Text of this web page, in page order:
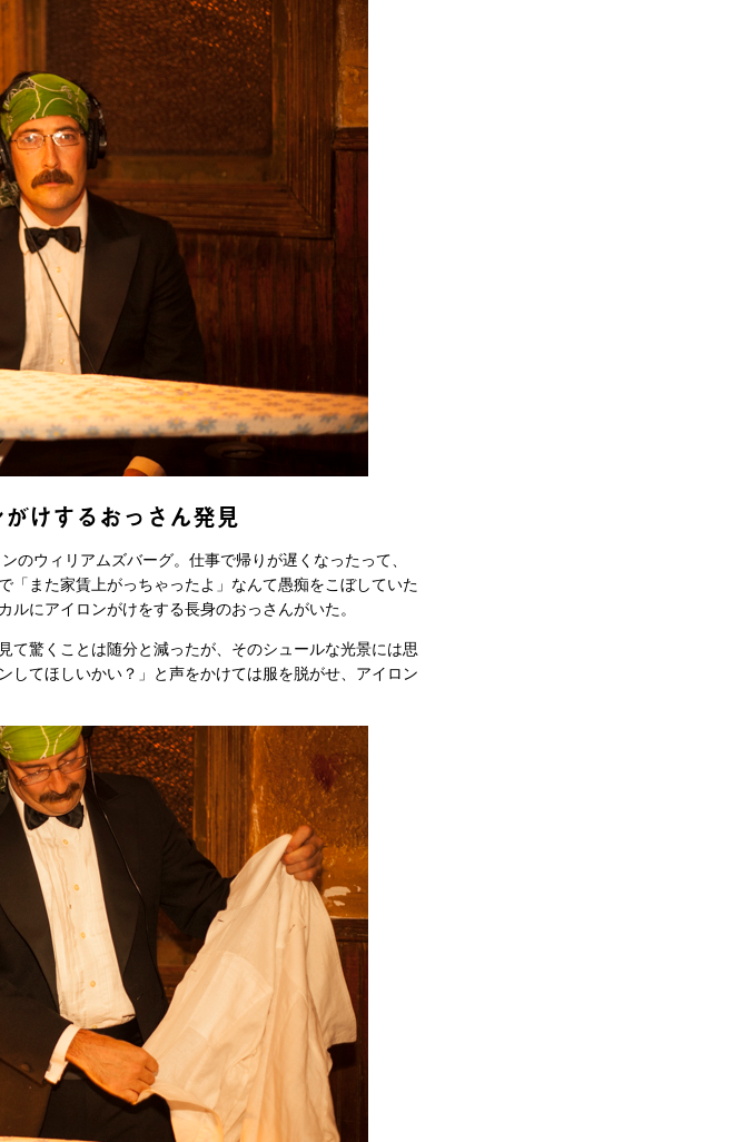
けするおっさん発見
のウィリアムズバーグ。仕事で帰りが遅くなったって、
「また家賃上がっちゃったよ」なんて愚痴をこぼしていた
にアイロンがけをする長身のおっさんがいた。
驚くことは随分と減ったが、そのシュールな光景には思
してほしいかい？」と声をかけては服を脱がせ、アイロン